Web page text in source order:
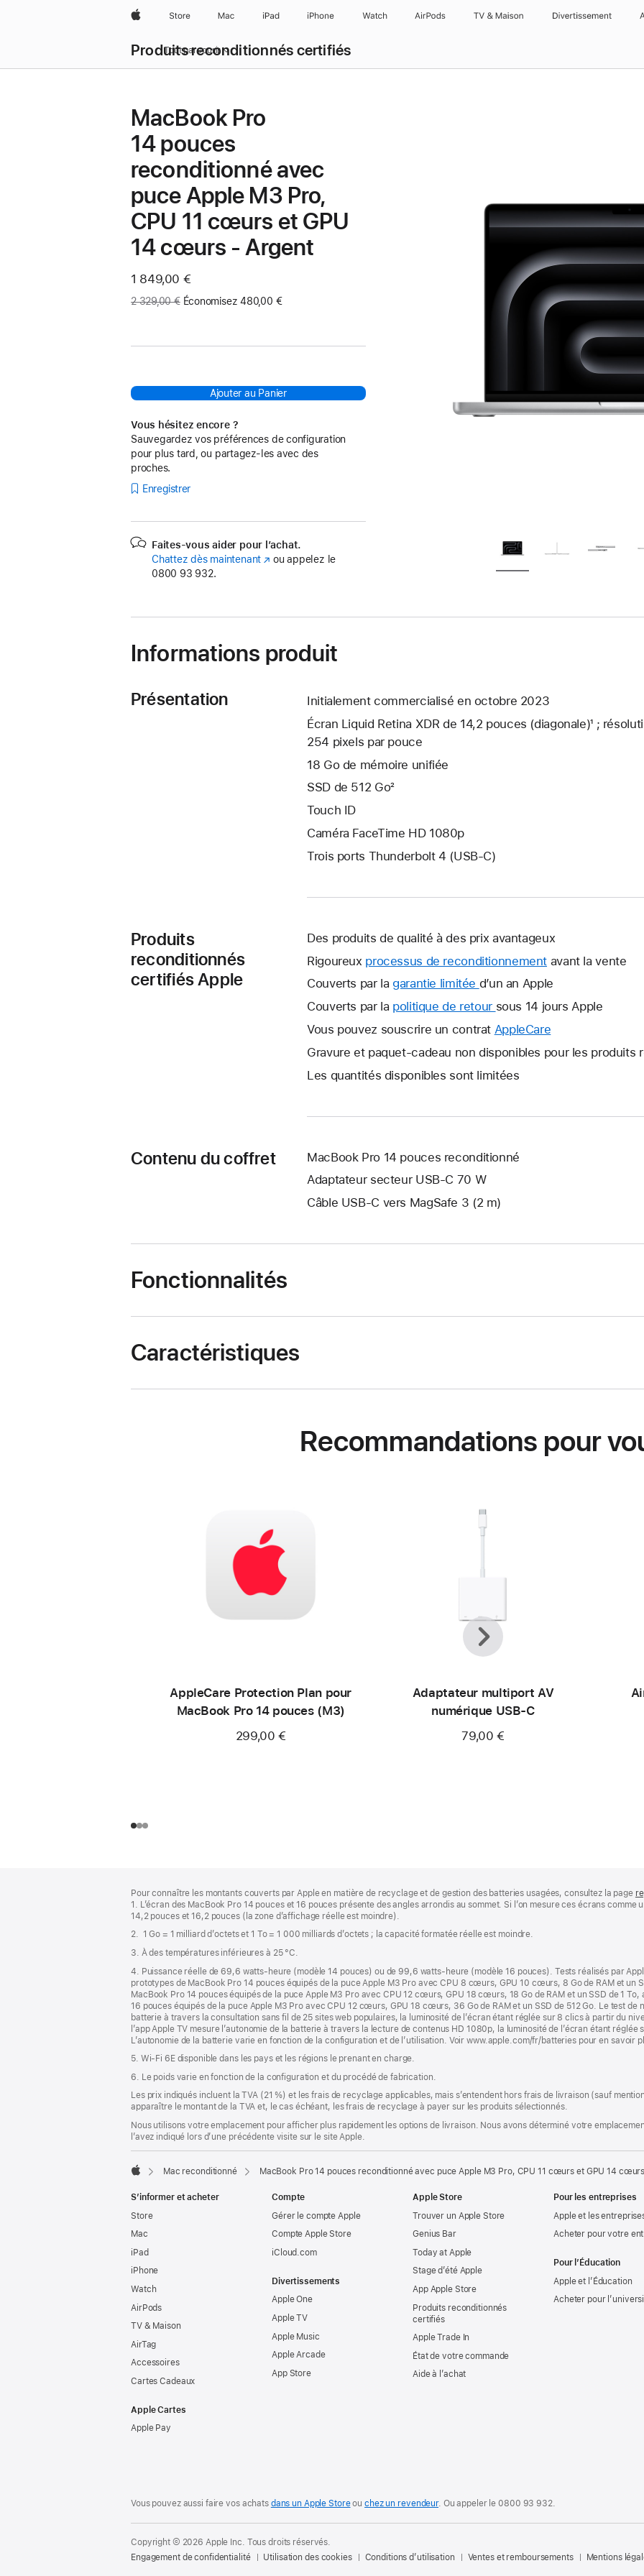
AppleStore Mac iPad iPhone Watch AirPods TV & Maison Divertissements
Produits reconditionnés certifiés
Tout parcourir
MacBook Pro
14 pouces
reconditionné avec
puce Apple M3 Pro,
CPU 11 cœurs et GPU
14 cœurs - Argent
Maintenant
1 849,00 €
Ancien
2 329,00 € Économisez 480,00 €
Ajouter au Panier
Vous hésitez encore ?
Sauvegardez vos préférences de configuration
pour plus tard, ou partagez-les avec des
proches.
Enregistrer
Faites-vous aider pour l’achat.
Chattez dès maintenant (s’ouvre
fenêtre)
ou appelez le
0800 93 932.
Informations produit
Présentation
Initialement commercialisé en octobre 2023
Écran Liquid Retina XDR de 14,2 pouces (diagonale)¹ ;
254 pixels par pouce
18 Go de mémoire unifiée
SSD de 512 Go²
Touch ID
Caméra FaceTime HD 1080p
Trois ports Thunderbolt 4 (USB-C)
Produits
reconditionnés
certifiés Apple
Des produits de qualité à des prix avantageux
Rigoureux processus de reconditionnement avant la vente
Couverts par la garantie limitée Une
nouvelle
s’ouvre.
d’un an Apple
Couverts par la politique de retour Une
nouvelle
s’ouvre.
sous 14 jours Apple
Vous pouvez souscrire un contrat AppleCare
nouvelle
Gravure et paquet-cadeau non disponibles pour les produits
Les quantités disponibles sont limitées
Contenu du coffret
MacBook Pro 14 pouces reconditionné
Adaptateur secteur USB‑C 70 W
Câble USB-C vers MagSafe 3 (2 m)
Fonctionnalités
Caractéristiques
Recommandations pour
AppleCare Protection Plan pour
MacBook Pro 14 pouces (M3)
299,00 €
Adaptateur multiport AV
numérique USB‑C
79,00 €
Précédent
Suivant
de
page
de
bas
de
page
Pour connaître les montants couverts par Apple en matière de recyclage et de gestion des batteries usagées, consultez la page
1. L’écran des MacBook Pro 14 pouces et 16 pouces présente des angles arrondis au sommet. Si l’on mesure ces écrans
14,2 pouces et 16,2 pouces (la zone d’affichage réelle est moindre).
2. 1 Go = 1 milliard d’octets et 1 To = 1 000 milliards d’octets ; la capacité formatée réelle est moindre.
3. À des températures inférieures à 25 °C.
4. Puissance réelle de 69,6 watts-heure (modèle 14 pouces) ou de 99,6 watts-heure (modèle 16 pouces). Tests réalisés par
prototypes de MacBook Pro 14 pouces équipés de la puce Apple M3 Pro avec CPU 8 cœurs, GPU 10 cœurs, 8 Go de RAM et un
MacBook Pro 14 pouces équipés de la puce Apple M3 Pro avec CPU 12 cœurs, GPU 18 cœurs, 18 Go de RAM et un SSD de 1
16 pouces équipés de la puce Apple M3 Pro avec CPU 12 cœurs, GPU 18 cœurs, 36 Go de RAM et un SSD de 512 Go. Le test de
batterie à travers la consultation sans fil de 25 sites web populaires, la luminosité de l’écran étant réglée sur 8 clics à partir du
l’app Apple TV mesure l’autonomie de la batterie à travers la lecture de contenus HD 1080p, la luminosité de l’écran étant
L’autonomie de la batterie varie en fonction de la configuration et de l’utilisation. Voir www.apple.com/fr/batteries pour en savoir
5. Wi-Fi 6E disponible dans les pays et les régions le prenant en charge.
6. Le poids varie en fonction de la configuration et du procédé de fabrication.
Les prix indiqués incluent la TVA (21 %) et les frais de recyclage applicables, mais s’entendent hors frais de livraison (sauf
apparaître le montant de la TVA et, le cas échéant, les frais de recyclage à payer sur les produits sélectionnés.
Nous utilisons votre emplacement pour afficher plus rapidement les options de livraison. Nous avons déterminé votre
l’avez indiqué lors d’une précédente visite sur le site Apple.
Mac reconditionné MacBook Pro 14 pouces reconditionné avec puce Apple M3 Pro, CPU 11 cœurs et GPU 14
S’informer et acheter
Store
Mac
iPad
iPhone
Watch
AirPods
TV & Maison
AirTag
Accessoires
Cartes Cadeaux
Apple Cartes
Apple Pay
Compte
Gérer le compte Apple
Compte Apple Store
iCloud.com
Divertissements
Apple One
Apple TV
Apple Music
Apple Arcade
App Store
Apple Store
Trouver un Apple Store
Genius Bar
Today at Apple
Stage d’été Apple
App Apple Store
Produits reconditionnés
certifiés
Apple Trade In
État de votre commande
Aide à l’achat
Pour les entreprises
Apple et les
Acheter pour votre
Pour l’Éducation
Apple et l’Éducation
Acheter pour
Vous pouvez aussi faire vos achats dans un Apple Storeouchez un revendeur. Ouappeler le0800 93 932.
Copyright © 2026 Apple Inc. Tous droits réservés.
Engagement de confidentialité
Utilisation des cookies Conditions d’utilisation Ventes et remboursements Mentions